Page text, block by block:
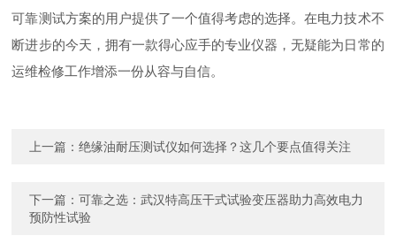
可靠测试方案的用户提供了一个值得考虑的选择。在电力技术不
断进步的今天，拥有一款得心应手的专业仪器，无疑能为日常的
运维检修工作增添一份从容与自信。
上一篇：绝缘油耐压测试仪如何选择？这几个要点值得关注
下一篇：可靠之选：武汉特高压干式试验变压器助力高效电力
预防性试验